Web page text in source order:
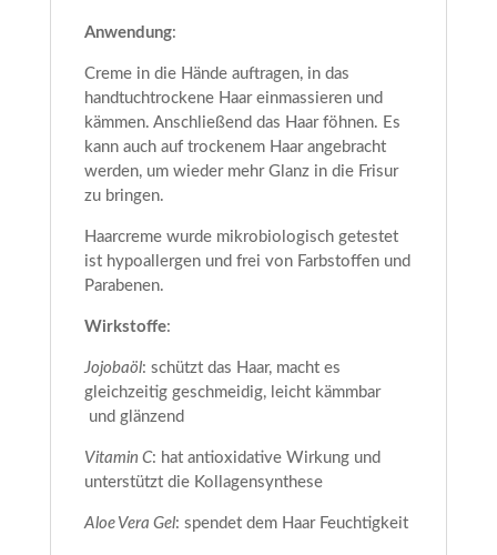
Anwendung:
Creme in die Hände auftragen, in das
handtuchtrockene Haar einmassieren und
kämmen. Anschließend das Haar föhnen. Es
kann auch auf trockenem Haar angebracht
werden, um wieder mehr Glanz in die Frisur
zu bringen.
Haarcreme wurde mikrobiologisch getestet
ist hypoallergen und frei von Farbstoffen und
Parabenen.
Wirkstoffe:
Jojobaöl: schützt das Haar, macht es
gleichzeitig geschmeidig, leicht kämmbar
und glänzend
Vitamin C: hat antioxidative Wirkung und
unterstützt die Kollagensynthese
Aloe Vera Gel: spendet dem Haar Feuchtigkeit